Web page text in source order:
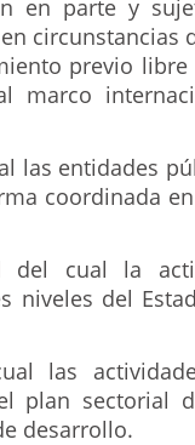
en parte y
circunstancias
previo
marco
las entidades
coordinada
del cual la
niveles del
las
plan sectorial
desarrollo.